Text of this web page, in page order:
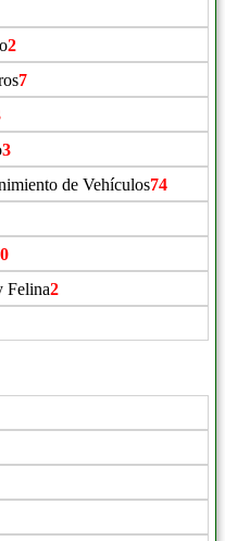
2
7
3
de Vehículos74
Felina2